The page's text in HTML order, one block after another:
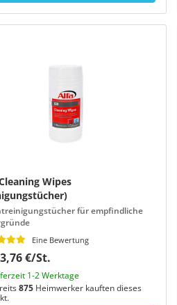
Wipes
für empfindliche
Eine Bewertung
€/St.
1-2 Werktage
875Heimwerker kauften dieses